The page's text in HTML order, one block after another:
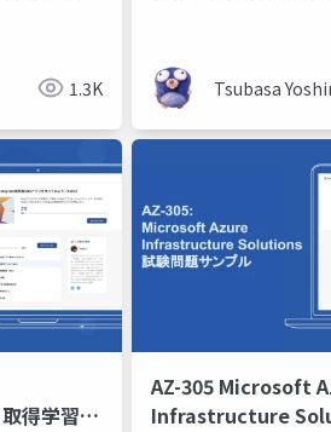
1.3K Tsubasa
得学習会
AZ-305 Microsoft
Infrastructure